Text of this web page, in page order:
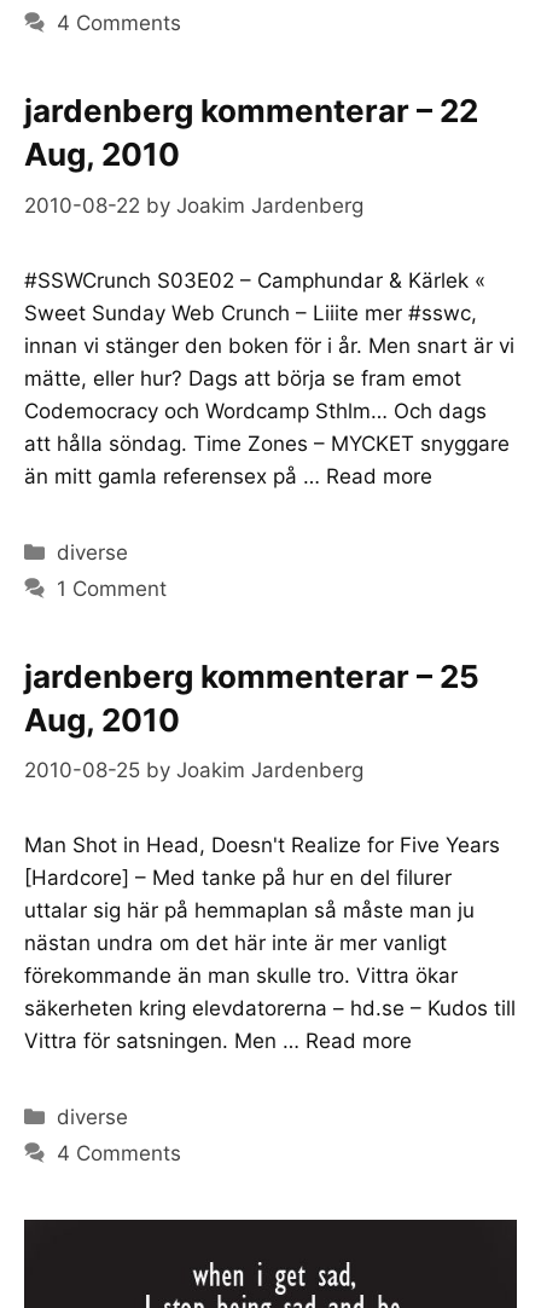
4 Comments
jardenberg kommenterar – 22
Aug, 2010
2010-08-22 by Joakim Jardenberg
#SSWCrunch S03E02 – Camphundar & Kärlek «
Sweet Sunday Web Crunch – Liiite mer #sswc,
innan vi stänger den boken för i år. Men snart är vi
mätte, eller hur? Dags att börja se fram emot
Codemocracy och Wordcamp Sthlm… Och dags
att hålla söndag. Time Zones – MYCKET snyggare
än mitt gamla referensex på … Read more
Categories
diverse
1 Comment
jardenberg kommenterar – 25
Aug, 2010
2010-08-25 by Joakim Jardenberg
Man Shot in Head, Doesn't Realize for Five Years
[Hardcore] – Med tanke på hur en del filurer
uttalar sig här på hemmaplan så måste man ju
nästan undra om det här inte är mer vanligt
förekommande än man skulle tro. Vittra ökar
säkerheten kring elevdatorerna – hd.se – Kudos till
Vittra för satsningen. Men … Read more
Categories
diverse
4 Comments